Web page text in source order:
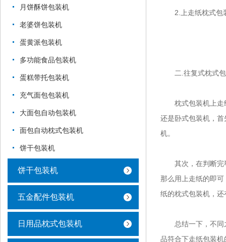
月饼酥饼包装机
老婆饼包装机
蛋黄派包装机
多功能食品包装机
蛋糕带托包装机
充气面包包装机
大面包自动包装机
面包自动枕式包装机
饼干包装机
饼干包装机
五金配件包装机
日用品枕式包装机
2.上走纸枕式包装
二.往复式枕式包
枕式包装机上走纸
还是卧式包装机，
机。
其次，在判断完毕
那么用上走纸的即
纸的枕式包装机，
总结一下，不同之
品符合下走纸包装